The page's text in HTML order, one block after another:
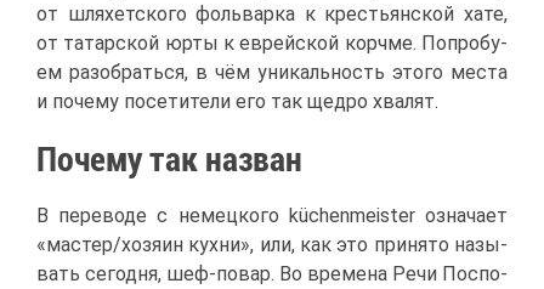
от шля­хет­ско­го фоль­вар­ка к кре­стьян­ской ха­те,
от та­тар­ской юр­ты к ев­рей­ской корч­ме. По­про­бу­
ем разо­брать­ся, в чём уни­каль­ность это­го ме­ста
и по­че­му по­се­ти­те­ли его так щед­ро хва­лят.
По­че­му так на­зван
В пе­ре­во­де с немец­ко­го küchenmeister озна­ча­ет
«ма­стер/хо­зя­ин кух­ни», или, как это при­ня­то на­зы­
вать се­год­ня, шеф-по­вар. Во вре­ме­на Ре­чи Поспо­